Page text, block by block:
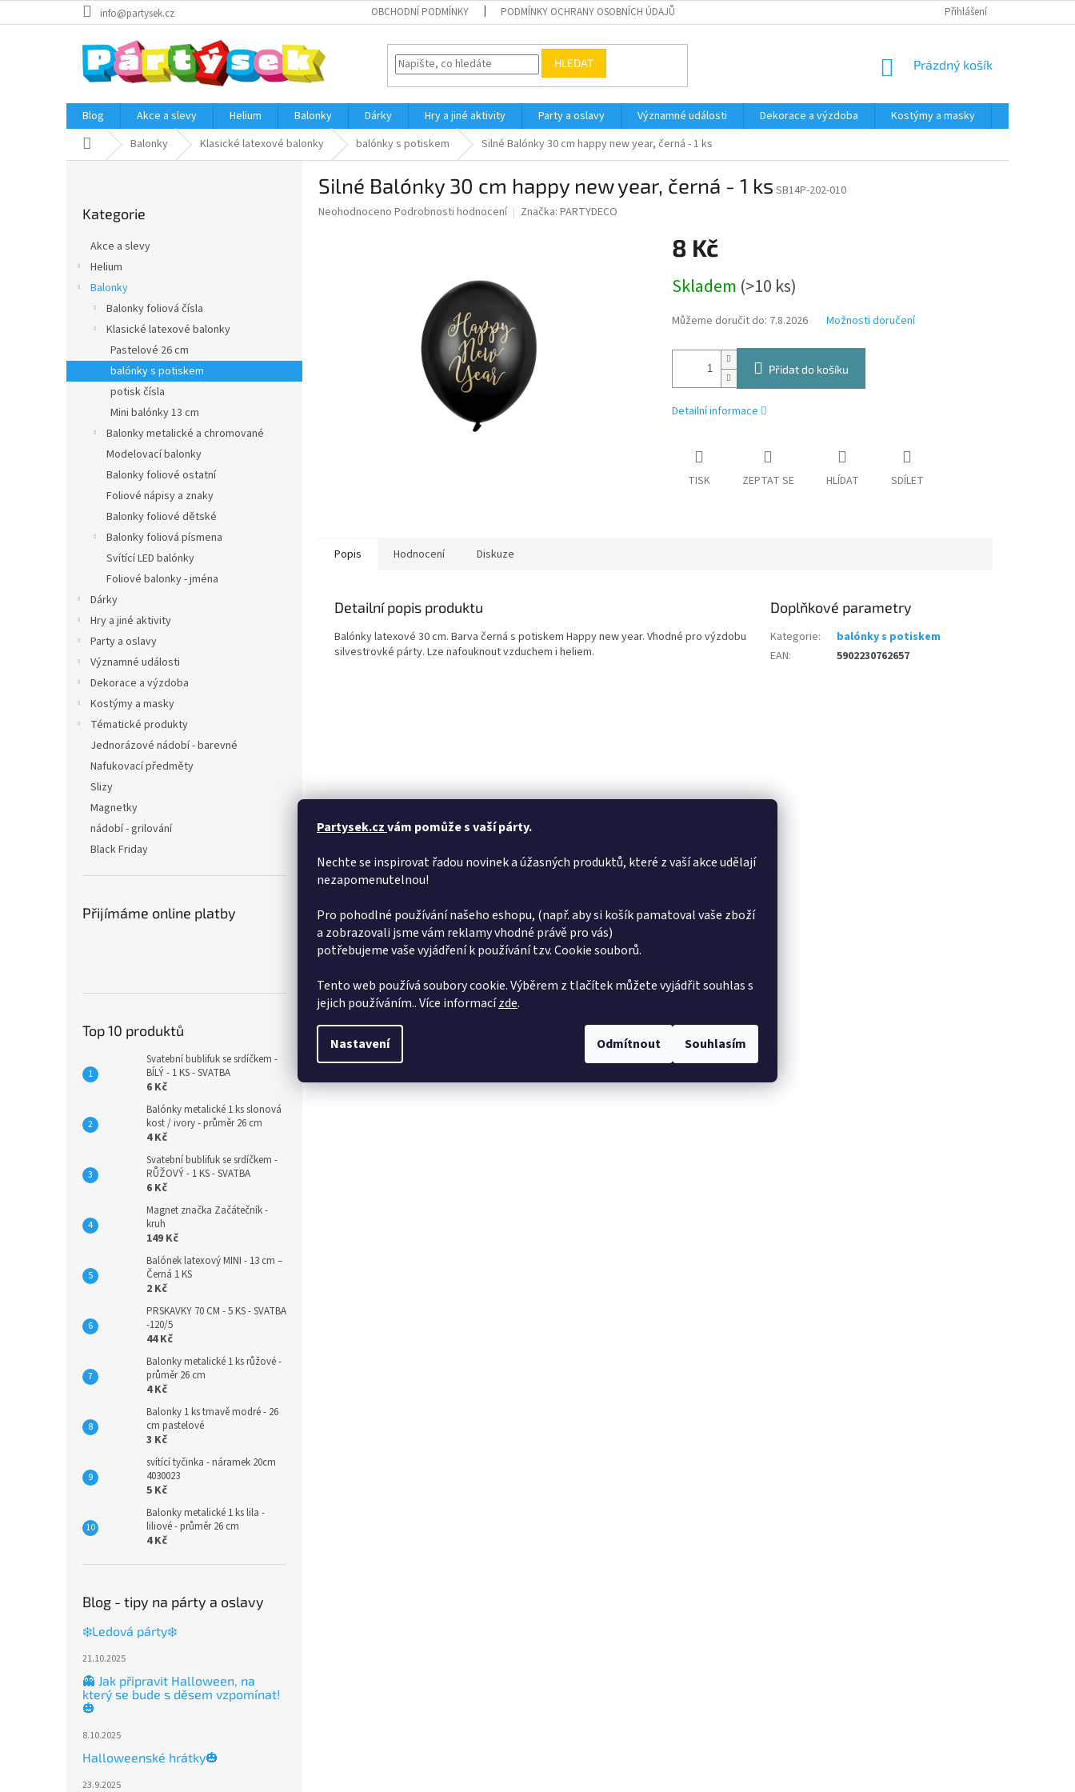
Partysek.czvám pomůže s vaší párty.
Nechte se inspirovat řadou novinek a úžasných produktů, které z vaší akce udělají
nezapomenutelnou!
Pro pohodlné používání našeho eshopu, (např. aby si košík pamatoval vaše zboží
a zobrazovali jsme vám reklamy vhodné právě pro vás)
potřebujeme vaše vyjádření k používání tzv. Cookie souborů.
Tento web používá soubory cookie. Výběrem z tlačítek můžete vyjádřit souhlas s
jejich používáním.. Více informacízde.
Nastavení Odmítnout Souhlasím
na
info@partysek.cz OBCHODNÍ PODMÍNKY PODMÍNKY OCHRANY OSOBNÍCH ÚDAJŮ Přihlášení
HLEDAT
NÁKUPNÍ
Prázdný košík
Blog Akce a slevy Helium Balonky Dárky Hry a jiné aktivity Party a oslavy Významné události Dekorace a výzdoba Kostýmy a masky
Domů Balonky Klasické latexové balonky balónky s potiskem Silné Balónky 30 cm happy new year, černá - 1 ks
n
e
kategorie
Kategorie
Akce a slevy
Helium
Balonky
Balonky foliová čísla
Klasické latexové balonky
Pastelové 26 cm
balónky s potiskem
potisk čísla
Mini balónky 13 cm
Balonky metalické a chromované
Modelovací balonky
Balonky foliové ostatní
Foliové nápisy a znaky
Balonky foliové dětské
Balonky foliová písmena
Svítící LED balónky
Foliové balonky - jména
Dárky
Hry a jiné aktivity
Party a oslavy
Významné události
Dekorace a výzdoba
Kostýmy a masky
Tématické produkty
Jednorázové nádobí - barevné
Nafukovací předměty
Slizy
Magnetky
nádobí - grilování
Black Friday
Přijímáme online platby
Top 10 produktů
Svatební bublifuk se srdíčkem -
BÍLÝ - 1 KS - SVATBA
6 Kč
Balónky metalické 1 ks slonová
kost / ivory - průměr 26 cm
4 Kč
Svatební bublifuk se srdíčkem -
RŮŽOVÝ - 1 KS - SVATBA
6 Kč
Magnet značka Začátečník -
kruh
149 Kč
Balónek latexový MINI - 13 cm –
Černá 1 KS
2 Kč
PRSKAVKY 70 CM - 5 KS - SVATBA
-120/5
44 Kč
Balonky metalické 1 ks růžové -
průměr 26 cm
4 Kč
Balonky 1 ks tmavě modré - 26
cm pastelové
3 Kč
svítící tyčinka - náramek 20cm
4030023
5 Kč
Balonky metalické 1 ks lila -
liliové - průměr 26 cm
4 Kč
Blog - tipy na párty a oslavy
❄️Ledová párty❄️
21.10.2025
👻 Jak připravit Halloween, na
který se bude s děsem vzpomínat!
🎃
8.10.2025
Halloweenské hrátky🎃
23.9.2025
Silné Balónky 30 cm happy new year, černá - 1 ks SB14P-202-010
Průměrné
Neohodnoceno Podrobnosti hodnocení Značka: PARTYDECO
8 Kč
cena:
Skladem (>10 ks)
Můžeme doručit do: 7.8.2026 Možnosti doručení
Přidat do košíku
Detailní informace
TISK ZEPTAT SE HLÍDAT SDÍLET
Popis Hodnocení Diskuze
Detailní popis produktu
Balónky latexové 30 cm. Barva černá s potiskem Happy new year. Vhodné pro výzdobu
silvestrovké párty. Lze nafouknout vzduchem i heliem.
Doplňkové parametry
Kategorie:
balónky s potiskem
EAN: 5902230762657